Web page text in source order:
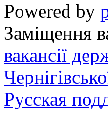
Powered by
Заміщення
вакансії
Русская